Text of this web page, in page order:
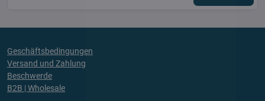
Geschäftsbedingungen
Versand und Zahlung
Beschwerde
B2B | Wholesale